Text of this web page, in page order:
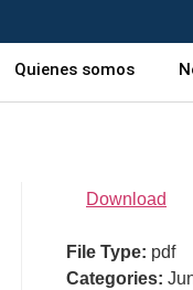
Quienes somos
Download
File Type: pdf
Categories: